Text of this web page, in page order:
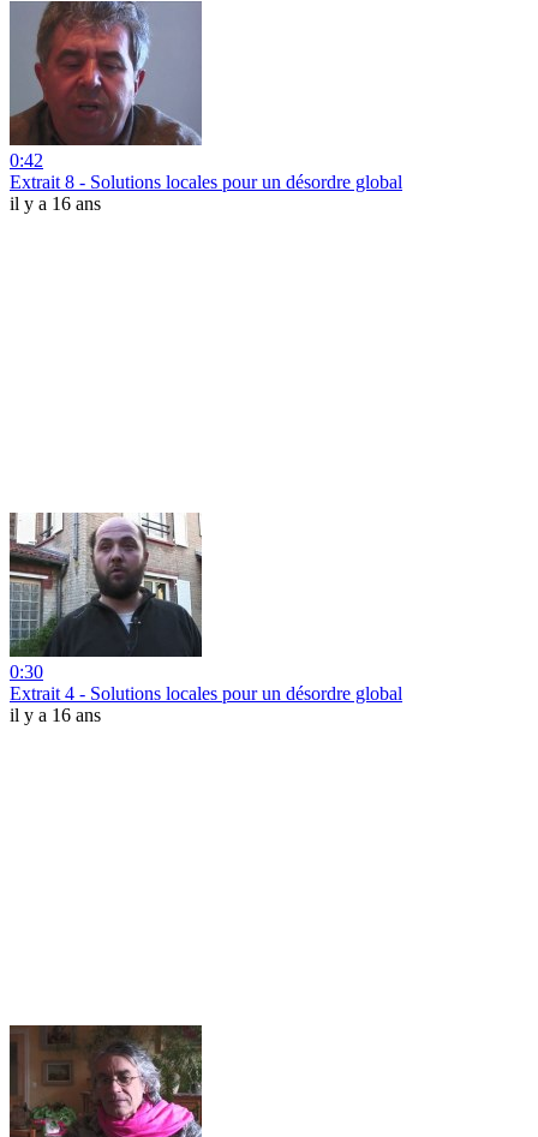
0:42
Extrait 8 - Solutions locales pour un désordre global
il y a 16 ans
0:30
Extrait 4 - Solutions locales pour un désordre global
il y a 16 ans